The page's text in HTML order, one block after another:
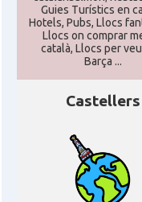
CAMON
CAMON
Casal
Casal
Guies Turístics en
Hotels, Pubs, Llocs
Llocs on comprar
català, Llocs per
Barça ...
Castellers